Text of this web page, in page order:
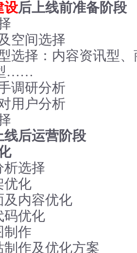
设后上线前准备阶段
空间选择
选择：内容资讯型
……
调研分析
用户分析
线后运营阶段
选择
化
内容优化
优化
作
作及优化方案